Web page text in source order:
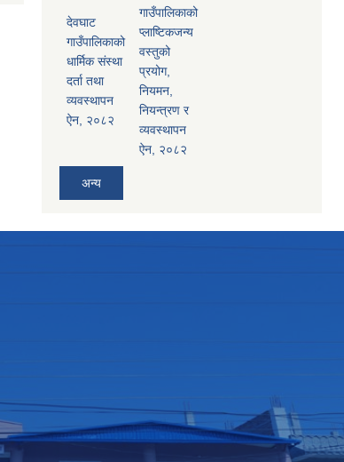
देवघाट
गाउँपालिकाको
धार्मिक संस्था
दर्ता तथा
व्यवस्थापन
ऐन, २०८२
गाउँपालिकाको
प्लाष्टिकजन्य
वस्तुको
प्रयोग,
नियमन,
नियन्त्रण र
व्यवस्थापन
ऐन, २०८२
अन्य